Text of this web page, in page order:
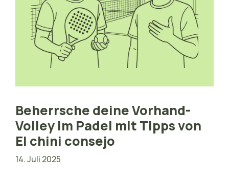
Beherrsche deine Vorhand-
Volley im Padel mit Tipps von
El chini consejo
14. Juli 2025